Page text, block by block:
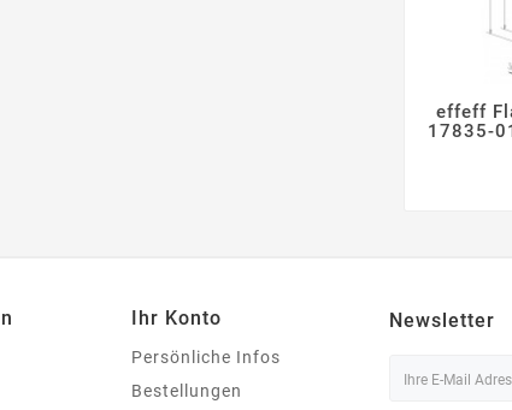

effeff
17835-
Ihr Konto
Persönliche Infos
Bestellungen
Newsletter